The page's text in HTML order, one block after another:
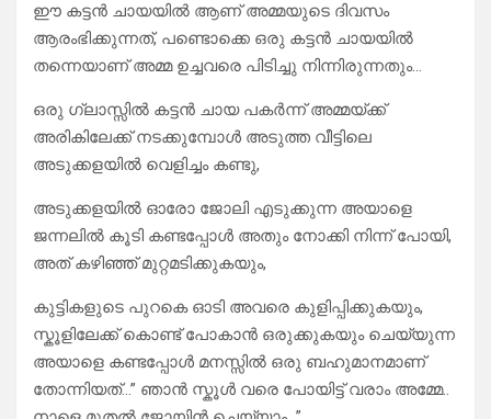
ഈ കട്ടൻ ചായയിൽ ആണ് അമ്മയുടെ ദിവസം
ആരംഭിക്കുന്നത്, പണ്ടൊക്കെ ഒരു കട്ടൻ ചായയിൽ
തന്നെയാണ് അമ്മ ഉച്ചവരെ പിടിച്ചു നിന്നിരുന്നതും…
ഒരു ഗ്ലാസ്സിൽ കട്ടൻ ചായ പകർന്ന് അമ്മയ്ക്ക്
അരികിലേക്ക് നടക്കുമ്പോൾ അടുത്ത വീട്ടിലെ
അടുക്കളയിൽ വെളിച്ചം കണ്ടു,
അടുക്കളയിൽ ഓരോ ജോലി എടുക്കുന്ന അയാളെ
ജന്നലിൽ കൂടി കണ്ടപ്പോൾ അതും നോക്കി നിന്ന് പോയി,
അത് കഴിഞ്ഞ് മുറ്റമടിക്കുകയും,
കുട്ടികളുടെ പുറകെ ഓടി അവരെ കുളിപ്പിക്കുകയും,
സ്കൂളിലേക്ക് കൊണ്ട് പോകാൻ ഒരുക്കുകയും ചെയ്യുന്ന
അയാളെ കണ്ടപ്പോൾ മനസ്സിൽ ഒരു ബഹുമാനമാണ്
തോന്നിയത്…” ഞാൻ സ്കൂൾ വരെ പോയിട്ട് വരാം അമ്മേ..